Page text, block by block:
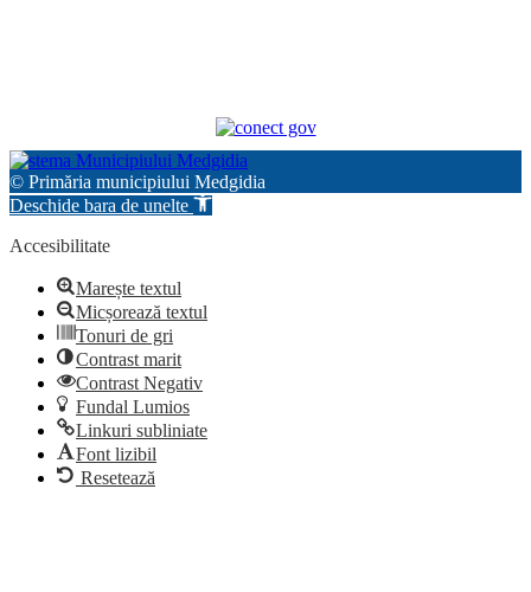
© Primăria municipiului Medgidia
Deschide bara de unelte
Accesibilitate
Marește textul
Micșorează textul
Tonuri de gri
Contrast marit
Contrast Negativ
Fundal Lumios
Linkuri subliniate
Font lizibil
Resetează